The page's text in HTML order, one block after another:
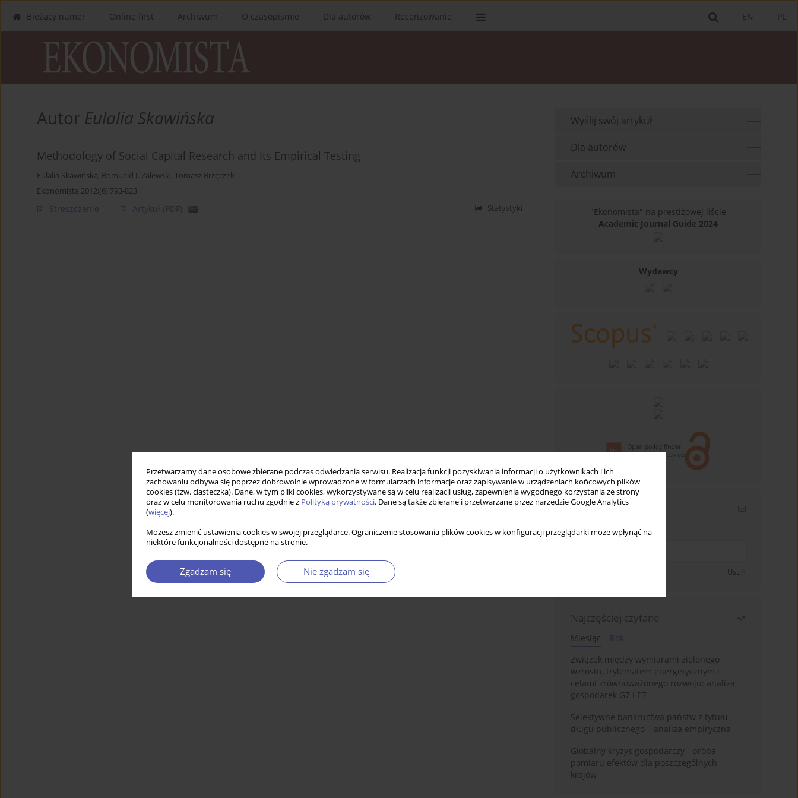
Przetwarzamy dane osobowe zbierane podczas odwiedzania serwisu. Realizacja funkcji pozyskiwania informacji o użytkownikach i ich
zachowaniu odbywa się poprzez dobrowolnie wprowadzone w formularzach informacje oraz zapisywanie w urządzeniach końcowych plików
cookies (tzw. ciasteczka). Dane, w tym pliki cookies, wykorzystywane są w celu realizacji usług, zapewnienia wygodnego korzystania ze strony
oraz w celu monitorowania ruchu zgodnie z Polityką prywatności. Dane są także zbierane i przetwarzane przez narzędzie Google Analytics
(więcej).
Możesz zmienić ustawienia cookies w swojej przeglądarce. Ograniczenie stosowania plików cookies w konfiguracji przeglądarki może wpłynąć na
niektóre funkcjonalności dostępne na stronie.
Zgadzam się Nie zgadzam się
PL
EN
Bieżący numer Online first Archiwum O czasopiśmie Dla autorów Recenzowanie
Autor Eulalia Skawińska
Methodology of Social Capital Research and Its Empirical Testing
Eulalia Skawińska, Romuald I. Zalewski, Tomasz Brzęczek
Ekonomista 2012;(6):793-823
Streszczenie Artykuł (PDF) Statystyki
Wyślij swój artykuł
Dla autorów
Archiwum
"Ekonomista" na prestiżowej liście
Academic Journal Guide 2024
Wydawcy
Newsletter
Wpisz swój adres email
Usuń
Najczęściej czytane
Miesiąc
Związek między wymiarami zielonego
wzrostu, trylematem energetycznym i
celami zrównoważonego rozwoju: analiza
gospodarek G7 i E7
Selektywne bankructwa państw z tytułu
długu publicznego – analiza empiryczna
Globalny kryzys gospodarczy - próba
pomiaru efektów dla poszczególnych
krajów